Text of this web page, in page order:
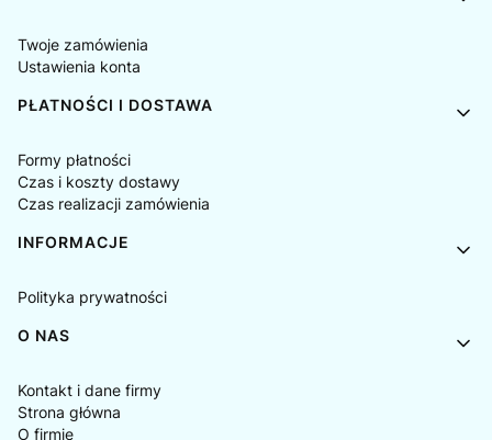
Twoje zamówienia
Ustawienia konta
PŁATNOŚCI I DOSTAWA
Formy płatności
Czas i koszty dostawy
Czas realizacji zamówienia
INFORMACJE
Polityka prywatności
O NAS
Kontakt i dane firmy
Strona główna
O firmie